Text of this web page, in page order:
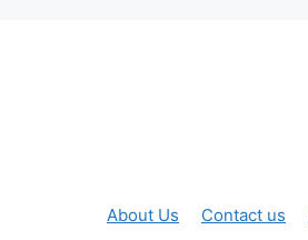
About Us Contact us